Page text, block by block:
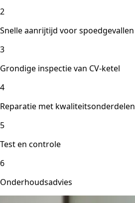
2
Snelle aanrijtijd voor spoedgevallen
3
Grondige inspectie van CV-ketel
4
Reparatie met kwaliteitsonderdelen
5
Test en controle
6
Onderhoudsadvies